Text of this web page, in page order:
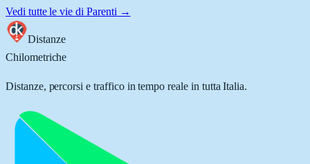
Vedi tutte le vie di Parenti →
Distanze
Chilometriche
Distanze, percorsi e traffico in tempo reale in tutta Italia.